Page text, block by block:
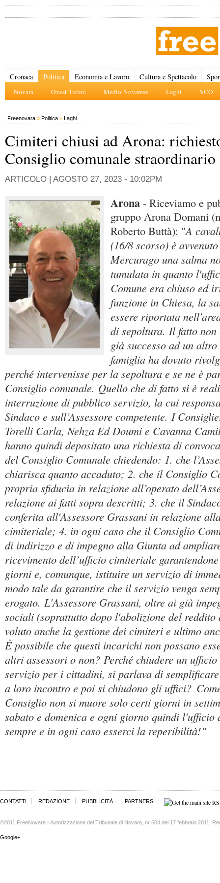
Cronaca Politica
Novara Ovest-Ticino Medio-Novarese Laghi VCO
Economia e Lavoro Cultura e Spettacolo
Freenovara » Politica » Laghi
Cimiteri chiusi ad Arona:
Consiglio comunale straordinario
ARTICOLO | AGOSTO 27, 2023 - 10:02PM
Arona - Riceviamo e
gruppo Arona Domani
Roberto Buttà): "A
(16/8 scorso) è
Mercurago una salma
tumulata in quanto
Comune era chiuso ed
funzione in Chiesa, la
essere riportata
di sepoltura. Il fatto non
già successo ad un
famiglia ha dovuto
perché intervenisse per la sepoltura e se ne è
Consiglio comunale. Quello che di fatto si è
interruzione di pubblico servizio, la cui
Sindaco e sull’Assessore competente. I
Torelli Carla, Nehza Ed Doumi e Cavanna
hanno quindi depositato una richiesta di
del Consiglio Comunale chiedendo: 1. che
chiarisca quanto accaduto; 2. che il Consiglio
propria sfiducia in relazione all’operato
relazione ai fatti sopra descritti; 3. che il
conferita all'Assessore Grassani in relazione
cimiteriale; 4. in ogni caso che il Consiglio
di indirizzo e di impegno alla Giunta ad
ricevimento dell’ufficio cimiteriale
giorni e, comunque, istituire un servizio di
modo tale da garantire che il servizio venga
erogato. L'Assessore Grassani, oltre ai già
sociali (soprattutto dopo l'abolizione del
voluto anche la gestione dei cimiteri e ultimo
È possibile che questi incarichi non possano
altri assessori o non? Perché chiudere un ufficio
servizio per i cittadini, si parlava di
a loro incontro e poi si chiudono gli uffici?
Consiglio non si muore solo certi giorni in
sabato e domenica e ogni giorno quindi l'ufficio
sempre e in ogni caso esserci la reperibilità!"
CONTATTI REDAZIONE PUBBLICITÀ PARTNERS
©2011 FreeNovara - Autorizzazione del Tribunale di Novara, nr 504 del 17 febbraio 2011.
Google+